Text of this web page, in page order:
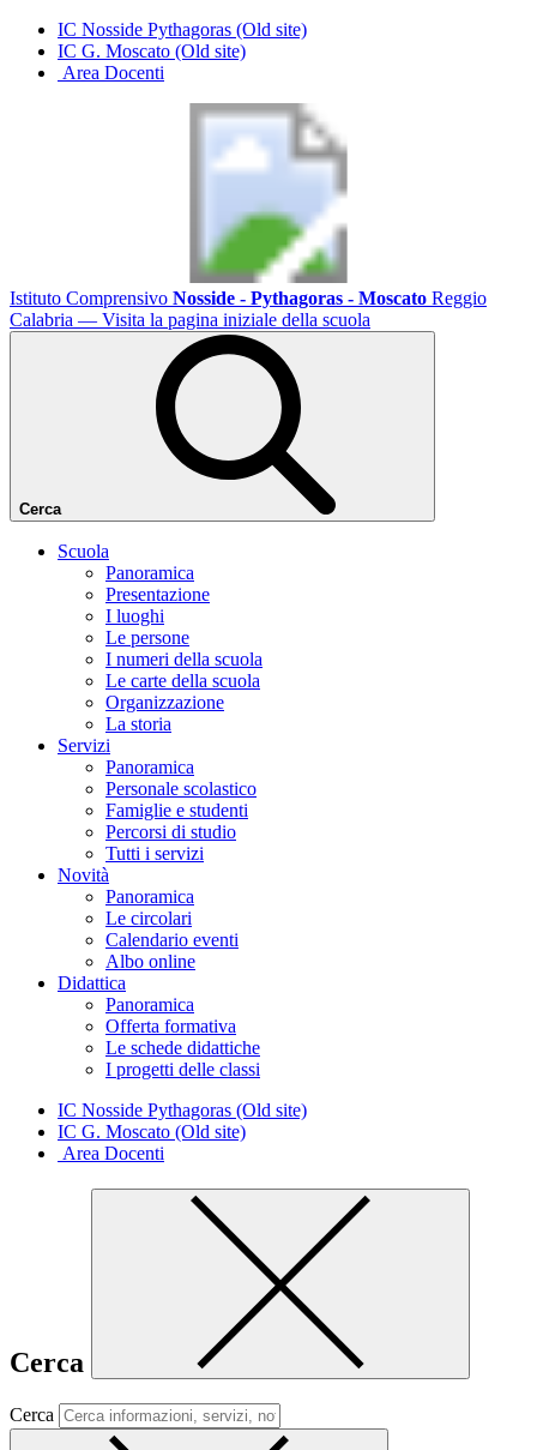
IC Nosside Pythagoras (Old site)
IC G. Moscato (Old site)
Area Docenti
Istituto Comprensivo Nosside - Pythagoras - Moscato Reggio
Calabria — Visita la pagina iniziale della scuola
Cerca
Scuola
Panoramica
Presentazione
I luoghi
Le persone
I numeri della scuola
Le carte della scuola
Organizzazione
La storia
Servizi
Panoramica
Personale scolastico
Famiglie e studenti
Percorsi di studio
Tutti i servizi
Novità
Panoramica
Le circolari
Calendario eventi
Albo online
Didattica
Panoramica
Offerta formativa
Le schede didattiche
I progetti delle classi
IC Nosside Pythagoras (Old site)
IC G. Moscato (Old site)
Area Docenti
Cerca
Cerca